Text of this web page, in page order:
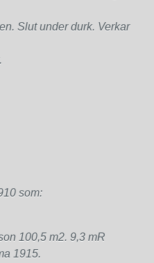
Slut under durk. Verkar
som:
100,5 m2. 9,3 mR
1915.